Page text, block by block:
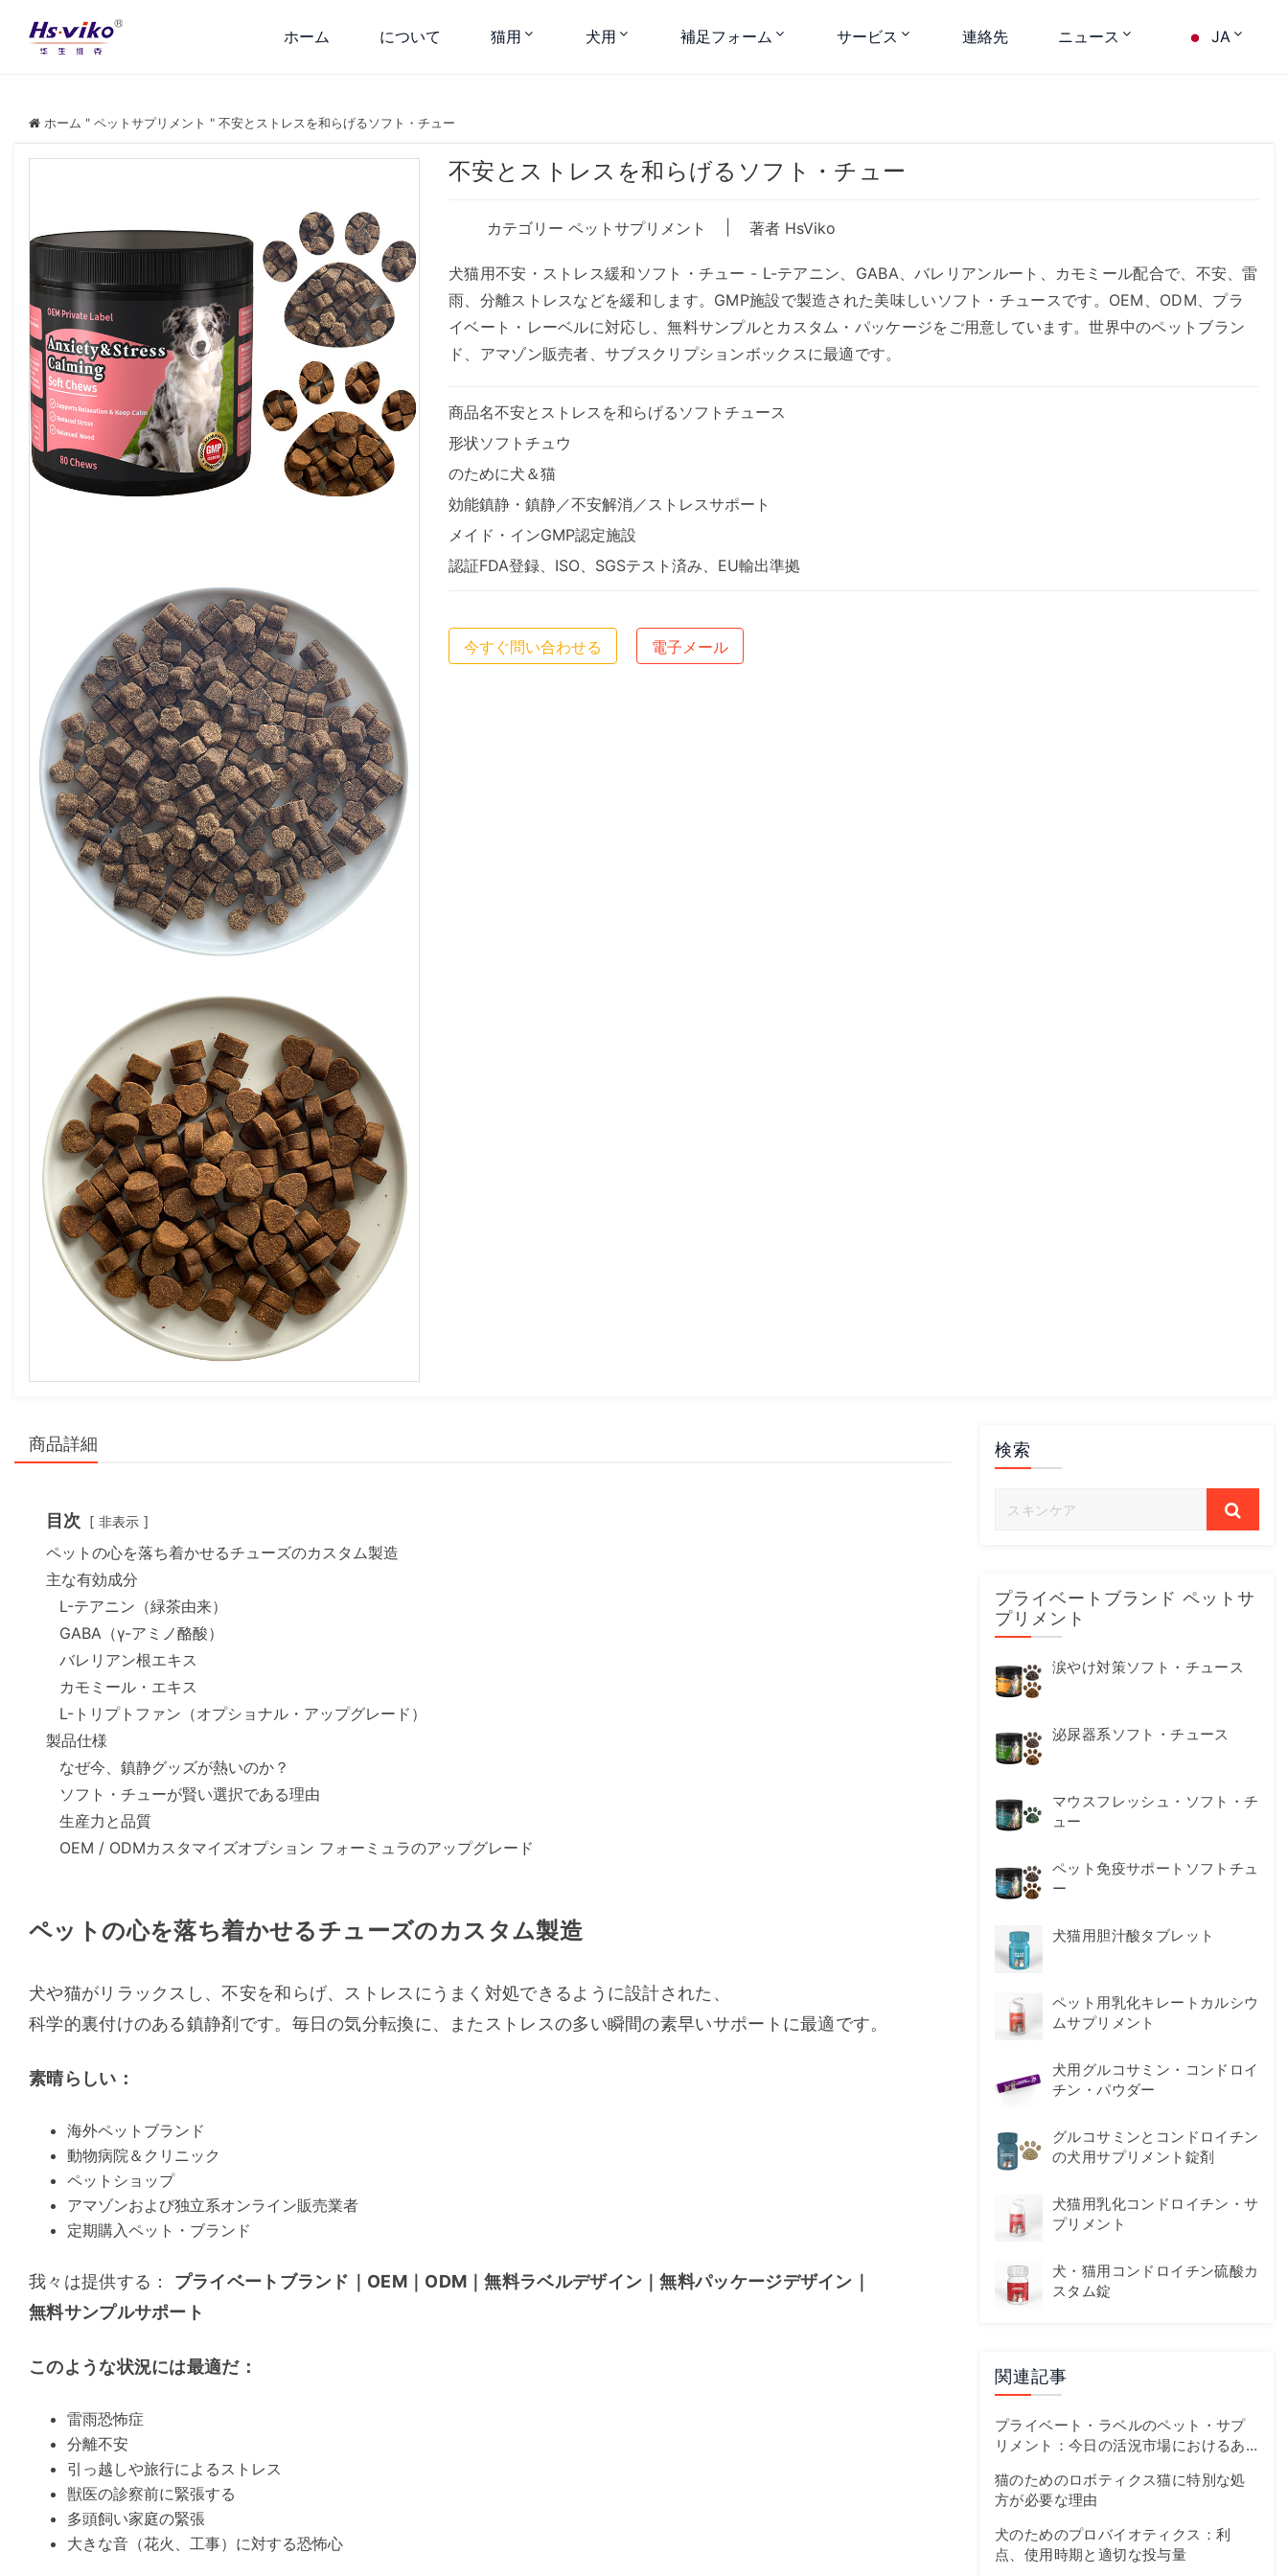
ホーム について 猫用 犬用 補足フォーム サービス 連絡先 ニュース JA
ホーム " ペットサプリメント " 不安とストレスを和らげるソフト・チュー
不安とストレスを和らげるソフト・チュー
カテゴリー ペットサプリメント 著者 HsViko
犬猫用不安・ストレス緩和ソフト・チュー - L-テアニン、GABA、バレリアンルート、カモミール配合で、不安、雷
雨、分離ストレスなどを緩和します。GMP施設で製造された美味しいソフト・チュースです。OEM、ODM、プラ
イベート・レーベルに対応し、無料サンプルとカスタム・パッケージをご用意しています。世界中のペットブラン
ド、アマゾン販売者、サブスクリプションボックスに最適です。
商品名不安とストレスを和らげるソフトチュース
形状ソフトチュウ
のために犬＆猫
効能鎮静・鎮静／不安解消／ストレスサポート
メイド・インGMP認定施設
認証FDA登録、ISO、SGSテスト済み、EU輸出準拠
今すぐ問い合わせる 電子メール
商品詳細
目次 非表示
ペットの心を落ち着かせるチューズのカスタム製造
主な有効成分
L-テアニン（緑茶由来）
GABA（γ-アミノ酪酸）
バレリアン根エキス
カモミール・エキス
L-トリプトファン（オプショナル・アップグレード）
製品仕様
なぜ今、鎮静グッズが熱いのか？
ソフト・チューが賢い選択である理由
生産力と品質
OEM / ODMカスタマイズオプション フォーミュラのアップグレード
ペットの心を落ち着かせるチューズのカスタム製造
犬や猫がリラックスし、不安を和らげ、ストレスにうまく対処できるように設計された、
科学的裏付けのある鎮静剤です。毎日の気分転換に、またストレスの多い瞬間の素早いサポートに最適です。
素晴らしい：
海外ペットブランド
動物病院＆クリニック
ペットショップ
アマゾンおよび独立系オンライン販売業者
定期購入ペット・ブランド
我々は提供する： プライベートブランド｜OEM｜ODM｜無料ラベルデザイン｜無料パッケージデザイン｜
無料サンプルサポート
このような状況には最適だ：
雷雨恐怖症
分離不安
引っ越しや旅行によるストレス
獣医の診察前に緊張する
多頭飼い家庭の緊張
大きな音（花火、工事）に対する恐怖心
検索
プライベートブランド ペットサ
プリメント
涙やけ対策ソフト・チュース
泌尿器系ソフト・チュース
マウスフレッシュ・ソフト・チ
ュー
ペット免疫サポートソフトチュ
ー
犬猫用胆汁酸タブレット
ペット用乳化キレートカルシウ
ムサプリメント
犬用グルコサミン・コンドロイ
チン・パウダー
グルコサミンとコンドロイチン
の犬用サプリメント錠剤
犬猫用乳化コンドロイチン・サ
プリメント
犬・猫用コンドロイチン硫酸カ
スタム錠
関連記事
プライベート・ラベルのペット・サプ
リメント：今日の活況市場におけるあ
猫のためのロボティクス猫に特別な処
方が必要な理由
犬のためのプロバイオティクス：利
点、使用時期と適切な投与量